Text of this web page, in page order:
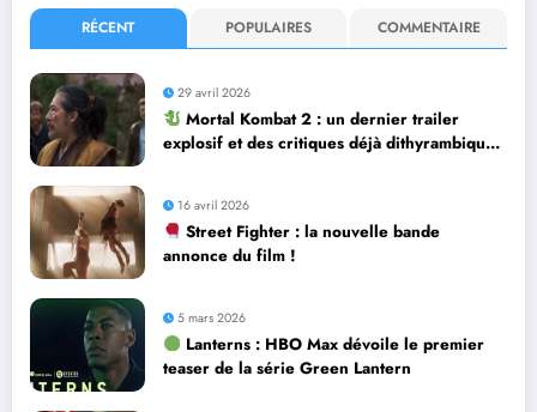
RÉCENT POPULAIRES COMMENTAIRE
29 avril 2026
Mortal Kombat 2 : un dernier trailer
explosif et des critiques déjà dithyrambiques
16 avril 2026
Street Fighter : la nouvelle bande
annonce du film !
5 mars 2026
Lanterns : HBO Max dévoile le premier
teaser de la série Green Lantern